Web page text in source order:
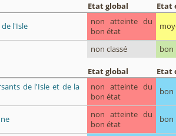
Etat global
Etat
l'Isle
non atteinte du
bon état
non classé bon
Etat global
Etat
de l'Isle et de la
non atteinte du
bon état
bon
non atteinte du
bon état
bon